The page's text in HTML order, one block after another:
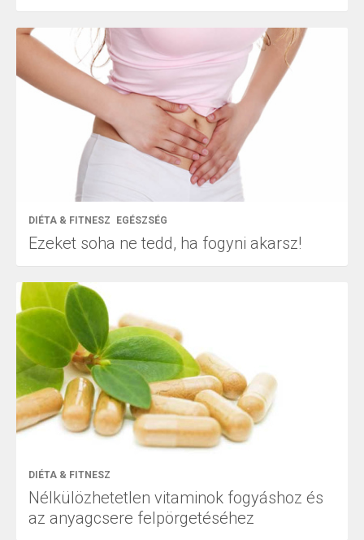
DIÉTA & FITNESZ EGÉSZSÉG
Ezeket soha ne tedd, ha fogyni akarsz!
DIÉTA & FITNESZ
Nélkülözhetetlen vitaminok fogyáshoz és
az anyagcsere felpörgetéséhez